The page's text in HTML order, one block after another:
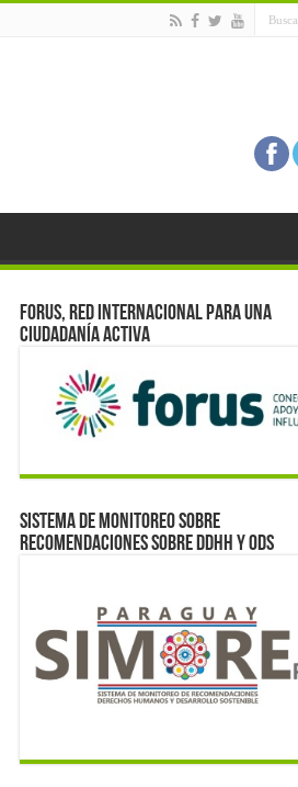
Forus, red internacional para una
ciudadanía activa
Sistema de monitoreo sobre
recomendaciones sobre DDHH y ODS